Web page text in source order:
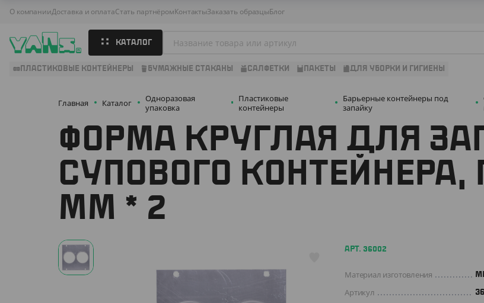
О компанииДоставка и оплатаСтать партнёромКонтактыЗаказать образцыБлог
КАТАЛОГ
ПЛАСТИКОВЫЕ КОНТЕЙНЕРЫ БУМАЖНЫЕ СТАКАНЫ САЛФЕТКИ ПАКЕТЫ ДЛЯ УБОРКИ И ГИГИЕНЫ
Главная Каталог
Одноразовая
упаковка
Пластиковые
контейнеры
Барьерные контейнеры под
запайку
ФОРМА КРУГЛАЯ ДЛЯ
СУПОВОГО КОНТЕЙНЕРА,
ММ * 2
АРТ. 36002
Материал изготовления
Артикул